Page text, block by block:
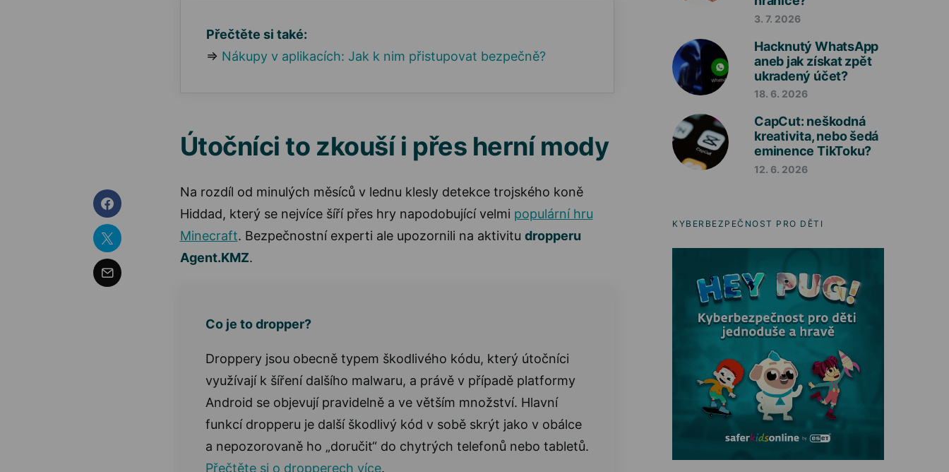
Přečtěte si také:
⇒ Nákupy v aplikacích: Jak k nim přistupovat bezpečně?
Útočníci to zkouší i přes herní mody
Na rozdíl od minulých měsíců v lednu klesly detekce trojského koně
Hiddad, který se nejvíce šíří přes hry napodobující velmi populární hru
Minecraft. Bezpečnostní experti ale upozornili na aktivitu dropperu
Agent.KMZ.
Co je to dropper?
Droppery jsou obecně typem škodlivého kódu, který útočníci
využívají k šíření dalšího malwaru, a právě v případě platformy
Android se objevují pravidelně a ve větším množství. Hlavní
funkcí dropperu je další škodlivý kód v sobě skrýt jako v obálce
a nepozorovaně ho „doručit“ do chytrých telefonů nebo tabletů.
Přečtěte si o dropperech více.
3. 7. 2026
Hacknutý WhatsApp
aneb jak získat zpět
ukradený účet?
18. 6. 2026
CapCut: neškodná
kreativita, nebo šedá
eminence TikToku?
12. 6. 2026
KYBERBEZPEČNOST PRO DĚTI